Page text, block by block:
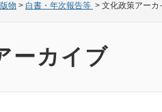
物 > 白書・年次報告等 > 文化政策アーカ
ーカイブ